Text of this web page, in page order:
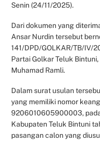
Senin (24/11/2025).
Dari dokumen yang
Ansar Nurdin tersebut
141/DPD/GOLKAR/TB/IV/
Partai Golkar Teluk
Muhamad Ramli.
Dalam surat usulan
yang memiliki nomor
9206010605900003,
Kabupaten Teluk Bintuni
pasangan calon yang